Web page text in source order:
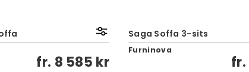
fr. 8 585 kr
Saga Soffa 3-sits
Furninova
fr.